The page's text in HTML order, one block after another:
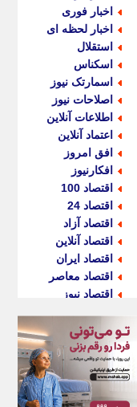
اخبار فوری
اخبار لحظه ای
استقلال
اسکناس
اسمارتک نیوز
اصلاحات نیوز
اطلاعات آنلاین
اعتماد آنلاین
افق امروز
افکارنیوز
اقتصاد 100
اقتصاد 24
اقتصاد آزاد
اقتصاد آنلاین
اقتصاد ایران
اقتصاد معاصر
اقتصاد نیوز
اکوفارس
اکونگار
اکونیوز
الف
انتشار آنلاین